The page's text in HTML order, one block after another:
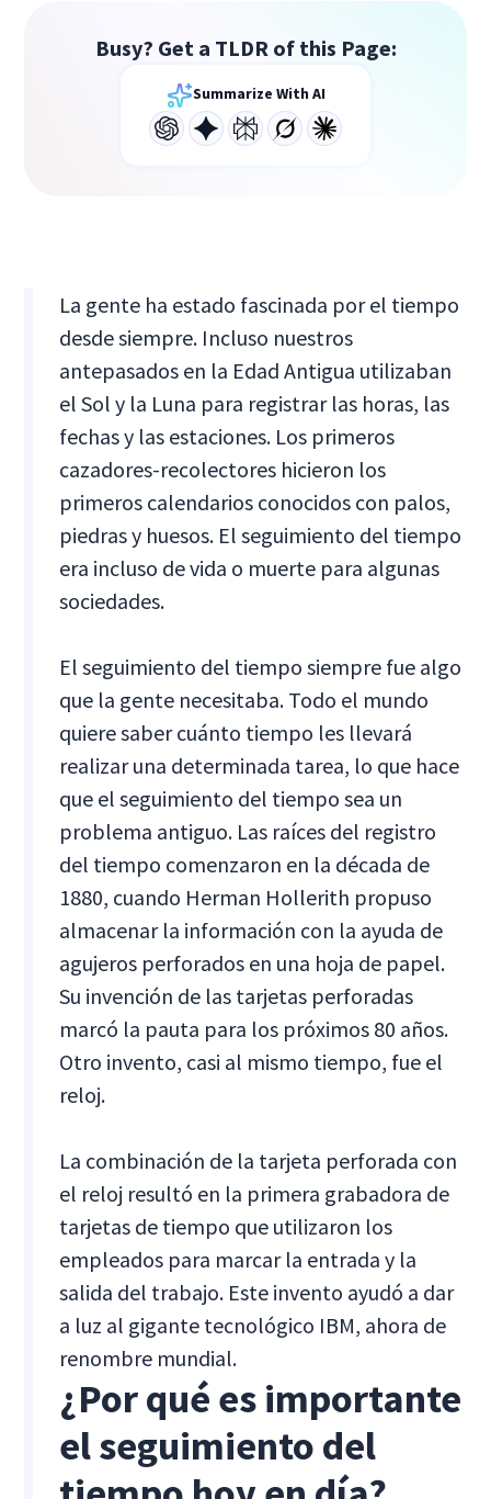
Busy? Get a TLDR of this Page:
Summarize With AI
La gente ha estado fascinada por el tiempo
desde siempre. Incluso nuestros
antepasados en la Edad Antigua utilizaban
el Sol y la Luna para registrar las horas, las
fechas y las estaciones. Los primeros
cazadores-recolectores hicieron los
primeros calendarios conocidos con palos,
piedras y huesos. El seguimiento del tiempo
era incluso de vida o muerte para algunas
sociedades.
El seguimiento del tiempo siempre fue algo
que la gente necesitaba. Todo el mundo
quiere saber cuánto tiempo les llevará
realizar una determinada tarea, lo que hace
que el seguimiento del tiempo sea un
problema antiguo. Las raíces del registro
del tiempo comenzaron en la década de
1880, cuando Herman Hollerith propuso
almacenar la información con la ayuda de
agujeros perforados en una hoja de papel.
Su invención de las tarjetas perforadas
marcó la pauta para los próximos 80 años.
Otro invento, casi al mismo tiempo, fue el
reloj.
La combinación de la tarjeta perforada con
el reloj resultó en la primera grabadora de
tarjetas de tiempo que utilizaron los
empleados para marcar la entrada y la
salida del trabajo. Este invento ayudó a dar
a luz al gigante tecnológico IBM, ahora de
renombre mundial.
¿Por qué es importante
el seguimiento del